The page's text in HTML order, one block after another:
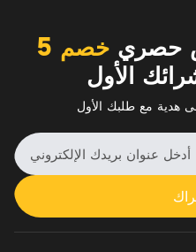
حصري
خصم 5
الأول